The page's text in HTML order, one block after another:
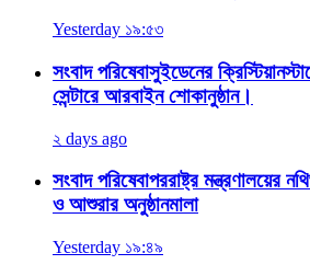
Yesterday ১৯:৫৩
সংবাদ পরিষেবাসুইডেনের
সেন্টারে আরবাইন শোকানুষ্ঠান।
২ days ago
সংবাদ পরিষেবাপররাষ্ট্র মন্ত্রণালয়ের
ও আশুরার অনুষ্ঠানমালা
Yesterday ১৯:৪৯